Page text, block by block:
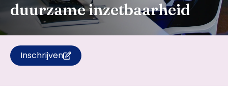
duurzame inzetbaarheid
Inschrijven